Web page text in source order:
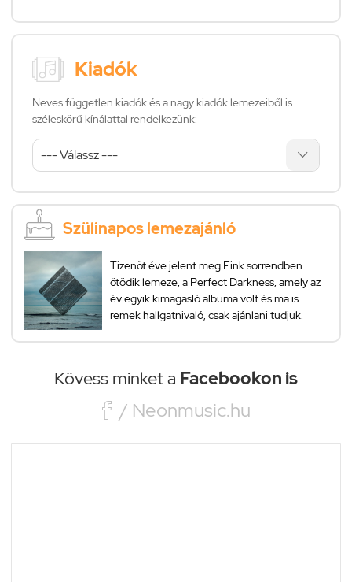
Kiadók
Neves független kiadók és a nagy kiadók lemezeiből is
széleskörű kínálattal rendelkezünk:
Szülinapos lemezajánló
Tizenöt éve jelent meg Fink sorrendben
ötödik lemeze, a Perfect Darkness, amely az
év egyik kimagasló albuma volt és ma is
remek hallgatnivaló, csak ajánlani tudjuk.
Kövess minket a Facebookon is
 / Neonmusic.hu